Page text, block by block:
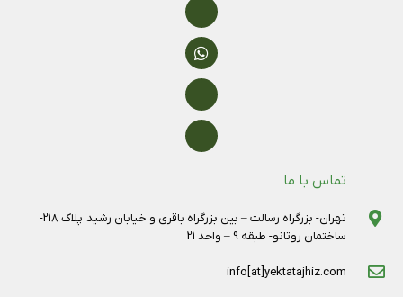
تماس با ما
تهران- بزرگراه رسالت – بین بزرگراه باقری و خیابان رشید پلاک 218-
ساختمان روتانو- طبقه 9 – واحد 21
info[at]yektatajhiz.com